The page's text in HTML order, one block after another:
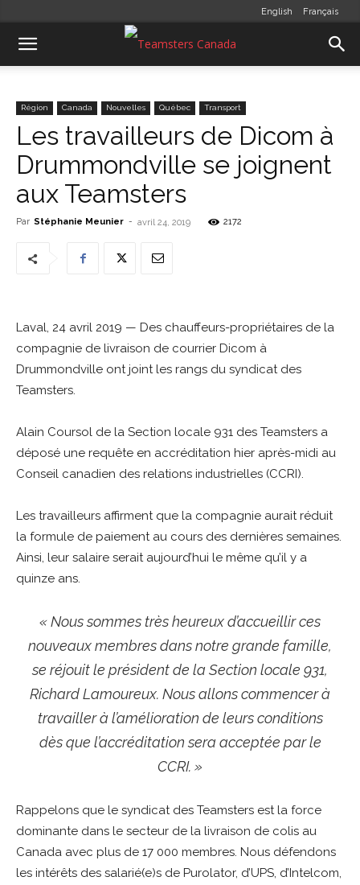
English Français
Région Canada Nouvelles Québec Transport
Les travailleurs de Dicom à
Drummondville se joignent
aux Teamsters
Par Stéphanie Meunier - avril 24, 2019 2172
Laval, 24 avril 2019 — Des chauffeurs-propriétaires de la
compagnie de livraison de courrier Dicom à
Drummondville ont joint les rangs du syndicat des
Teamsters.
Alain Coursol de la Section locale 931 des Teamsters a
déposé une requête en accréditation hier après-midi au
Conseil canadien des relations industrielles (CCRI).
Les travailleurs affirment que la compagnie aurait réduit
la formule de paiement au cours des dernières semaines.
Ainsi, leur salaire serait aujourd’hui le même qu’il y a
quinze ans.
« Nous sommes très heureux d’accueillir ces
nouveaux membres dans notre grande famille,
se réjouit le président de la Section locale 931,
Richard Lamoureux. Nous allons commencer à
travailler à l’amélioration de leurs conditions
dès que l’accréditation sera acceptée par le
CCRI. »
Rappelons que le syndicat des Teamsters est la force
dominante dans le secteur de la livraison de colis au
Canada avec plus de 17 000 membres. Nous défendons
les intérêts des salarié(e)s de Purolator, d’UPS, d’Intelcom,